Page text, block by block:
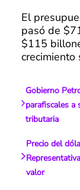
El
pasó de
$115
Gobierno
parafiscales
tributaria
Precio del
valor